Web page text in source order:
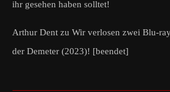
ihr gesehen haben solltet!
Arthur Dent zu Wir verlosen zwei Blu-
der Demeter (2023)! [beendet]